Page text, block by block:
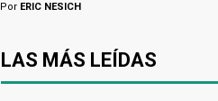
Por ERIC NESICH
LAS MÁS LEÍDAS